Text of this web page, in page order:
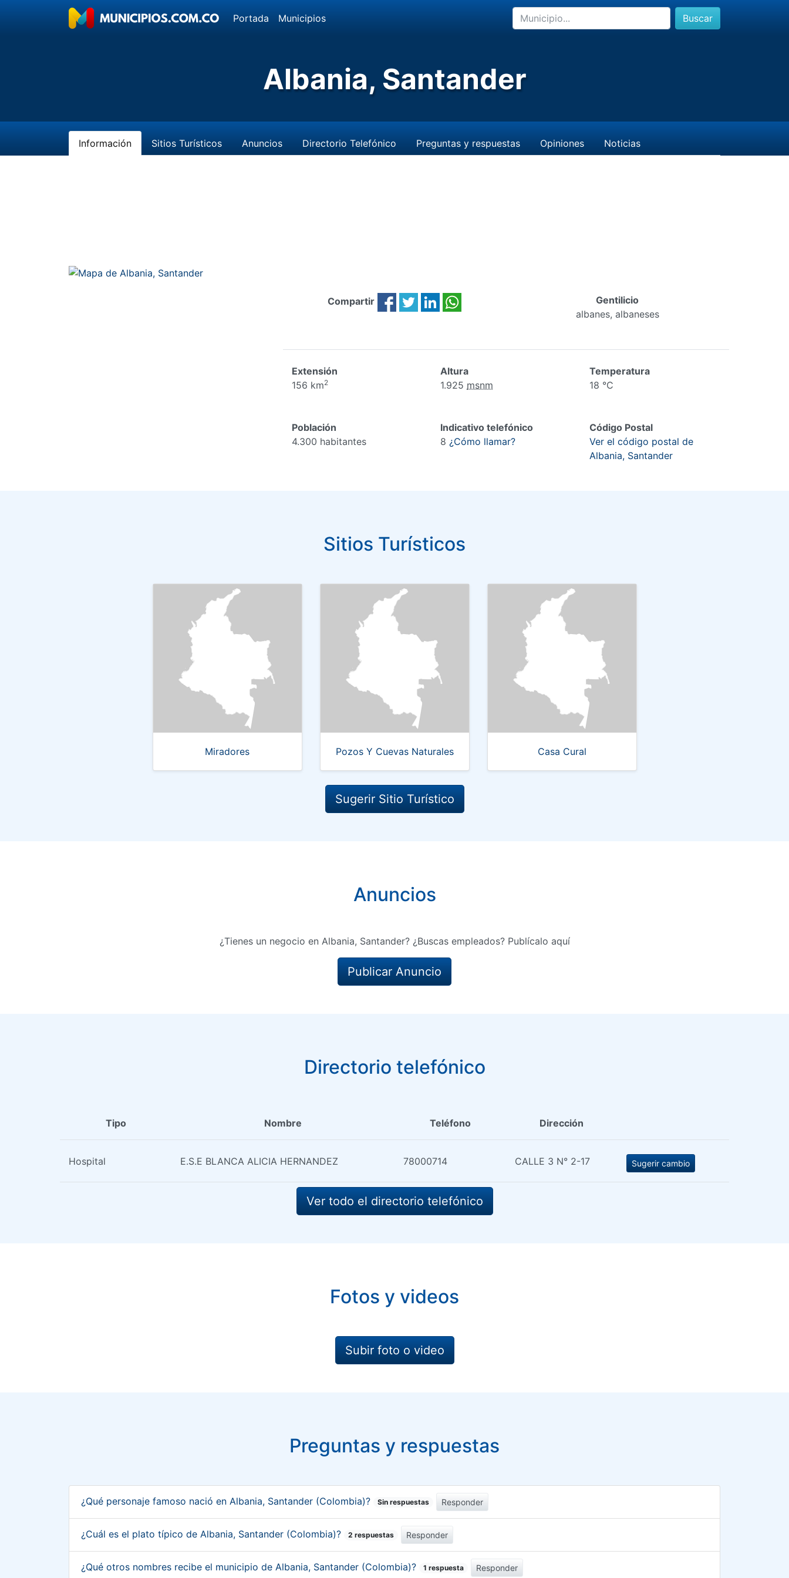
Portada Municipios Buscar
Albania, Santander
Información Sitios Turísticos Anuncios Directorio Telefónico Preguntas y respuestas Opiniones Noticias
Compartir
Gentilicio
albanes, albaneses
Extensión
156 km2
Altura
1.925 msnm
Temperatura
18 °C
Población
4.300 habitantes
Indicativo telefónico
8 ¿Cómo llamar?
Código Postal
Ver el código postal de
Albania, Santander
Sitios Turísticos
Miradores Pozos Y Cuevas Naturales Casa Cural
Sugerir Sitio Turístico
Anuncios
¿Tienes un negocio en Albania, Santander? ¿Buscas empleados? Publícalo aquí
Publicar Anuncio
Directorio telefónico
Tipo Nombre Teléfono Dirección
Hospital E.S.E BLANCA ALICIA HERNANDEZ 78000714 CALLE 3 N° 2-17 Sugerir cambio
Ver todo el directorio telefónico
Fotos y videos
Subir foto o video
Preguntas y respuestas
¿Qué personaje famoso nació en Albania, Santander (Colombia)? Sin respuestas Responder
¿Cuál es el plato típico de Albania, Santander (Colombia)? 2 respuestas Responder
¿Qué otros nombres recibe el municipio de Albania, Santander (Colombia)? 1 respuesta Responder